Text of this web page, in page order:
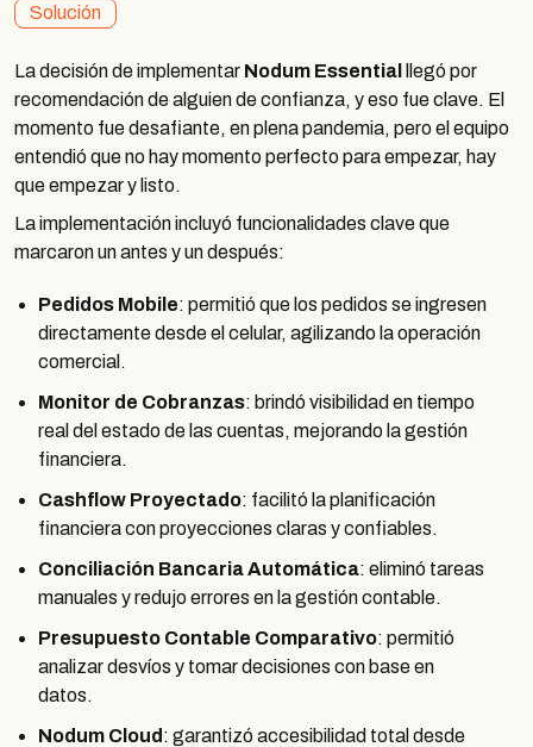
Solución
La decisión de implementar Nodum Essential
llegó por
recomendación de alguien de confianza, y eso fue clave. El
momento fue desafiante, en plena pandemia, pero el equipo
entendió que no hay momento perfecto para empezar, hay
que empezar y listo.
La implementación incluyó funcionalidades clave que
marcaron un antes y un después:
Pedidos Mobile: permitió que los pedidos se ingresen
directamente desde el celular, agilizando la operación
comercial.
Monitor de Cobranzas: brindó visibilidad en tiempo
real del estado de las cuentas, mejorando la gestión
financiera.
Cashflow Proyectado: facilitó la planificación
financiera con proyecciones claras y confiables.
Conciliación Bancaria Automática: eliminó tareas
manuales y redujo errores en la gestión contable.
Presupuesto Contable Comparativo: permitió
analizar desvíos y tomar decisiones con base en
datos.
Nodum Cloud : garantizó accesibilidad total desde